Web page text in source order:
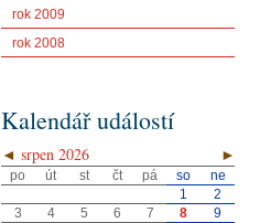
rok 2009
rok 2008
Kalendář událostí
◄ ►
srpen 2026
po út st čt pá so
ne
1
2
3
4 5 6 7 8
9